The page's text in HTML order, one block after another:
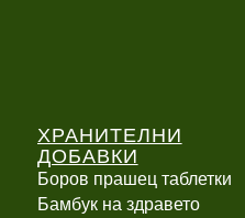
ХРАНИТЕЛНИ
ДОБАВКИ
Боров прашец таблетки
Бамбук на здравето